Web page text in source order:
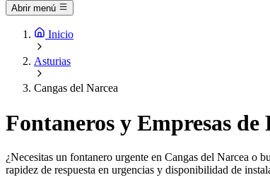
Abrir menú
Inicio
Asturias
Cangas del Narcea
Fontaneros y Empresas
¿Necesitas un fontanero urgente en Cangas del Narcea o
rapidez de respuesta en urgencias y disponibilidad de